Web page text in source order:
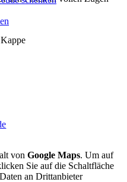
vonGoogle Maps. Um auf
Sie auf die Schaltfläche
an Drittanbieter